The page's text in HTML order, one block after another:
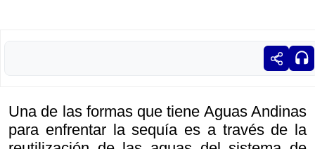
Una de las formas que tiene Aguas Andinas
para enfrentar la sequía es a través de la